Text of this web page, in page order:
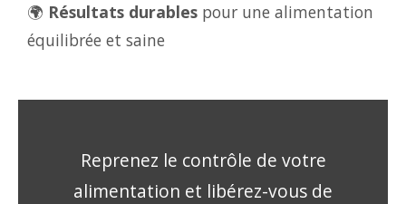
🌍 Résultats durables pour une alimentation
équilibrée et saine
Reprenez le contrôle de votre
alimentation et libérez-vous de